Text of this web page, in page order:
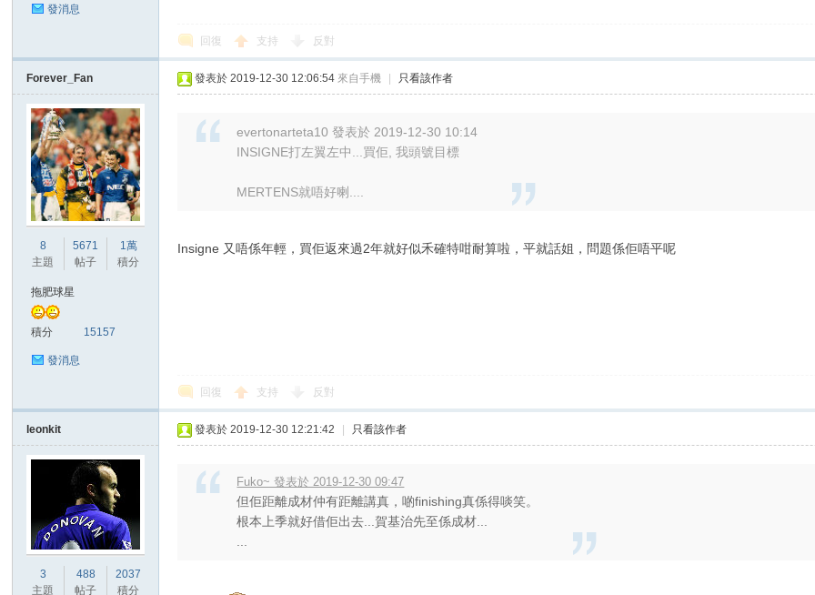
發消息
回復 支持 反對
Forever_Fan
8
主題
5671
帖子
1萬
積分
拖肥球星
積分 15157
發消息
發表於 2019-12-30 12:06:54 來自手機 只看該作者
evertonarteta10 發表於 2019-12-30 10:14
INSIGNE打左翼左中...買佢, 我頭號目標
MERTENS就唔好喇....
Insigne 又唔係年輕，買佢返來過2年就好似禾確特咁耐算啦，平就話姐，問題係佢唔平呢
回復 支持 反對
leonkit
3
主題
488
帖子
2037
積分
發表於 2019-12-30 12:21:42 只看該作者
Fuko~ 發表於 2019-12-30 09:47
但佢距離成材仲有距離講真，啲finishing真係得啖笑。
根本上季就好借佢出去...賀基治先至係成材...